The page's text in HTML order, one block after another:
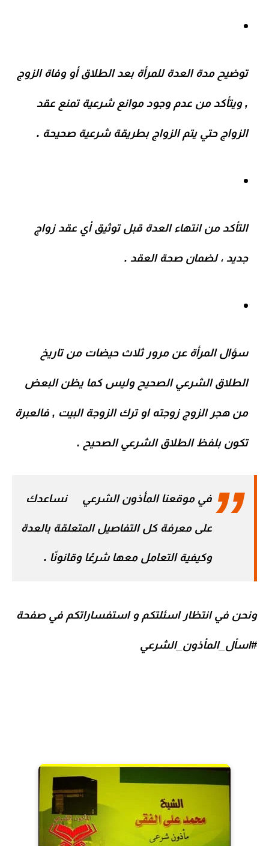
توضيح مدة العدة للمرأة بعد الطلاق أو وفاة الزوج
, ويتأكد من عدم وجود موانع شرعية تمنع عقد
الزواج حتي يتم الزواج بطريقة شرعية صحيحة .
التأكد من انتهاء العدة قبل توثيق أي عقد زواج
جديد ، لضمان صحة العقد .
سؤال المرأة عن مرور ثلاث حيضات من تاريخ
الطلاق الشرعي الصحيح وليس كما يظن البعض
من هجر الزوج زوجته او ترك الزوجة البيت , فالعبرة
تكون بلفظ الطلاق الشرعي الصحيح .
في موقعناالمأذون الشرعي نساعدك
على معرفة كل التفاصيل المتعلقة بالعدة
وكيفية التعامل معها شرعًا وقانونًا .
ونحن في انتظار اسئلتكم و استفساراتكم في صفحة
#اسأل_المأذون_الشرعي